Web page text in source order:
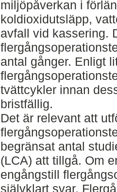
miljöpåverkan i
koldioxidutsläpp,
avfall vid kassering.
antal gånger. Enligt
tvättcykler innan
bristfällig.
Det är relevant att
begränsat antal
(LCA) att tillgå. Om
engångstill
självklart svar.